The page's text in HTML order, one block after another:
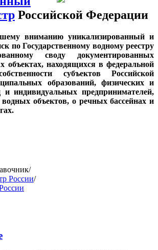
Российской Федерации
вниманию уникализированный и
по Государственному водному реестру
своду документированных
объектах, находящихся в федеральной
субъектов Российской
образований, физических и
индивидуальных предпринимателей,
водных объектов, о речных бассейнах и
/
России/